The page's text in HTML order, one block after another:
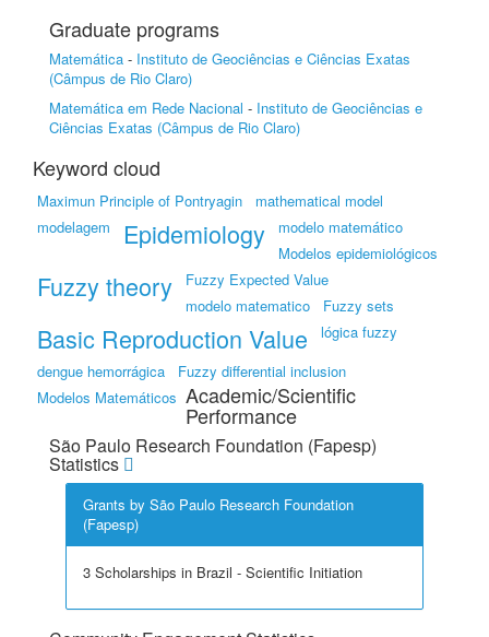
Graduate programs
Matemática - Instituto de Geociências e Ciências Exatas
(Câmpus de Rio Claro)
Matemática em Rede Nacional - Instituto de Geociências e
Ciências Exatas (Câmpus de Rio Claro)
Keyword cloud
Maximun Principle of Pontryagin
mathematical model
modelagem
Epidemiology
modelo matemático
Modelos epidemiológicos
Fuzzy theory
Fuzzy Expected Value
modelo matematico
Fuzzy sets
Basic Reproduction Value
lógica fuzzy
dengue hemorrágica
Fuzzy differential inclusion
Modelos Matemáticos Academic/Scientific
Performance
São Paulo Research Foundation (Fapesp)
Statistics
Grants by São Paulo Research Foundation
(Fapesp)
3 Scholarships in Brazil - Scientific Initiation